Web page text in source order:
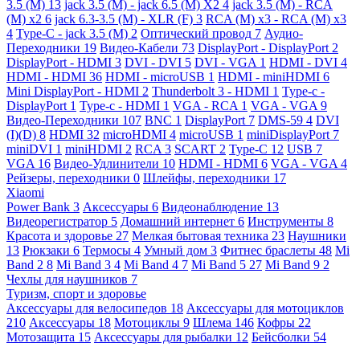
3.5 (M) 13 jack 3.5 (M) - jack 6.5 (M) X2 4 jack 3.5 (M) - RCA
(M) x2 6 jack 6.3-3.5 (M) - XLR (F) 3 RCA (M) x3 - RCA (M) x3
4 Type-C - jack 3.5 (M) 2 Оптический провод 7 Аудио-
Переходники 19 Видео-Кабели 73 DisplayPort - DisplayPort 2
DisplayPort - HDMI 3 DVI - DVI 5 DVI - VGA 1 HDMI - DVI 4
HDMI - HDMI 36 HDMI - microUSB 1 HDMI - miniHDMI 6
Mini DisplayPort - HDMI 2 Thunderbolt 3 - HDMI 1 Type-c -
DisplayPort 1 Type-c - HDMI 1 VGA - RCA 1 VGA - VGA 9
Видео-Переходники 107 BNC 1 DisplayPort 7 DMS-59 4 DVI
(I)(D) 8 HDMI 32 microHDMI 4 microUSB 1 miniDisplayPort 7
miniDVI 1 miniHDMI 2 RCA 3 SCART 2 Type-C 12 USB 7
VGA 16 Видео-Удлинители 10 HDMI - HDMI 6 VGA - VGA 4
Рейзеры, переходники 0 Шлейфы, переходники 17
Xiaomi
Power Bank 3 Аксессуары 6 Видеонаблюдение 13
Видеорегистратор 5 Домашний интернет 6 Инструменты 8
Красота и здоровье 27 Мелкая бытовая техника 23 Наушники
13 Рюкзаки 6 Термосы 4 Умный дом 3 Фитнес браслеты 48 Mi
Band 2 8 Mi Band 3 4 Mi Band 4 7 Mi Band 5 27 Mi Band 9 2
Чехлы для наушников 7
Туризм, спорт и здоровье
Аксессуары для велосипедов 18 Аксессуары для мотоциклов
210 Аксессуары 18 Мотоциклы 9 Шлема 146 Кофры 22
Мотозащита 15 Аксессуары для рыбалки 12 Бейсболки 54